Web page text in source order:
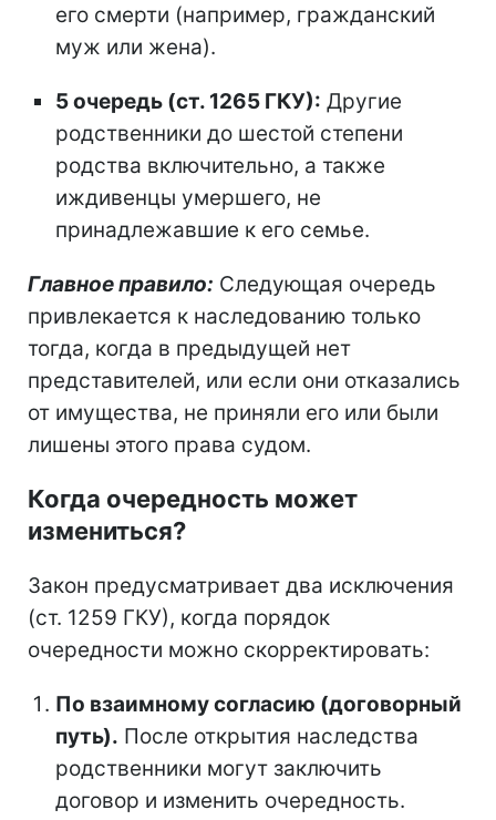
его смерти (например, гражданский
муж или жена).
5 очередь (ст. 1265 ГКУ): Другие
родственники до шестой степени
родства включительно, а также
иждивенцы умершего, не
принадлежавшие к его семье.
Главное правило: Следующая очередь
привлекается к наследованию только
тогда, когда в предыдущей нет
представителей, или если они отказались
от имущества, не приняли его или были
лишены этого права судом.
Когда очередность может
измениться?
Закон предусматривает два исключения
(ст. 1259 ГКУ), когда порядок
очередности можно скорректировать:
По взаимному согласию (договорный
путь). После открытия наследства
родственники могут заключить
договор и изменить очередность.